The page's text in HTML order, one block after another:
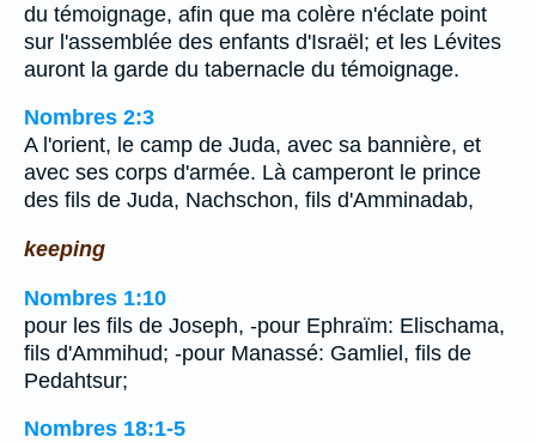
du témoignage, afin que ma colère n'éclate point
sur l'assemblée des enfants d'Israël; et les Lévites
auront la garde du tabernacle du témoignage.
Nombres 2:3
A l'orient, le camp de Juda, avec sa bannière, et
avec ses corps d'armée. Là camperont le prince
des fils de Juda, Nachschon, fils d'Amminadab,
keeping
Nombres 1:10
pour les fils de Joseph, -pour Ephraïm: Elischama,
fils d'Ammihud; -pour Manassé: Gamliel, fils de
Pedahtsur;
Nombres 18:1-5